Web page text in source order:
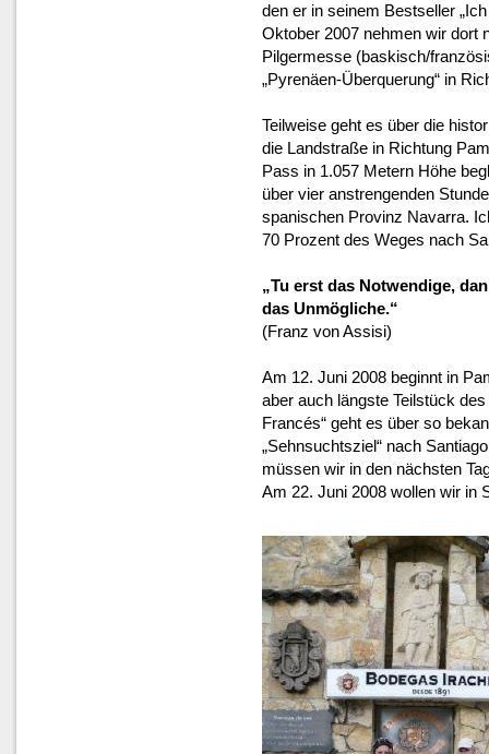
den er in seinem Bestseller
Oktober 2007 nehmen wir dort
Pilgermesse (baskisch/
„Pyrenäen-Überquerung“ in
Teilweise geht es über die
die Landstraße in Richtung
Pass in 1.057 Metern Höhe
über vier anstrengenden
spanischen Provinz Navarra.
70 Prozent des Weges nach
„Tu erst das Notwendige,
das Unmögliche.“
(Franz von Assisi)
Am 12. Juni 2008 beginnt in
aber auch längste Teilstück
Francés“ geht es über so
„Sehnsuchtsziel“ nach
müssen wir in den nächsten
Am 22. Juni 2008 wollen wir in